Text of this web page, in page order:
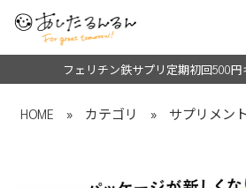
フェリチン鉄サプリ定期初回500円
HOME » カテゴリ » サプリメント